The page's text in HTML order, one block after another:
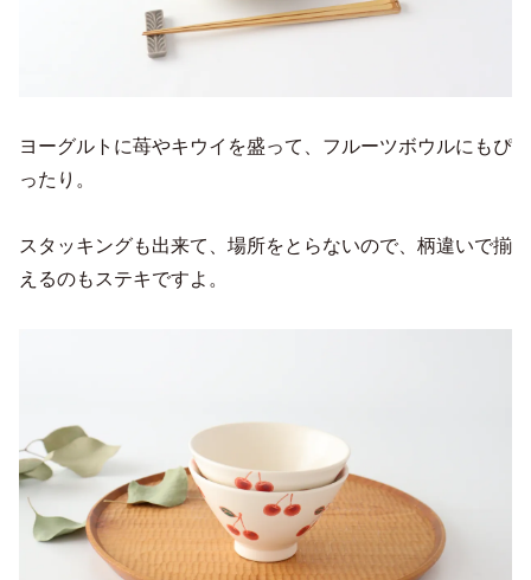
ヨーグルトに苺やキウイを盛って、フルーツボウルにもぴ
ったり。
スタッキングも出来て、場所をとらないので、柄違いで揃
えるのもステキですよ。